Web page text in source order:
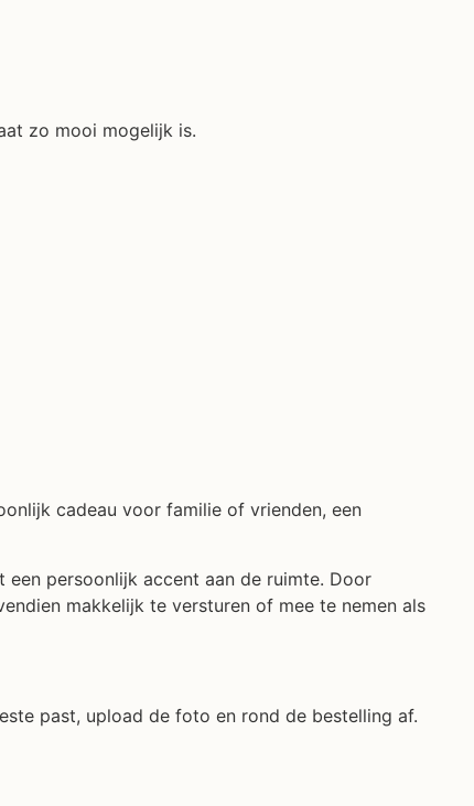
zo mooi mogelijk is.
cadeau voor familie of vrienden, een
persoonlijk accent aan de ruimte. Door
makkelijk te versturen of mee te nemen als
past, upload de foto en rond de bestelling af.